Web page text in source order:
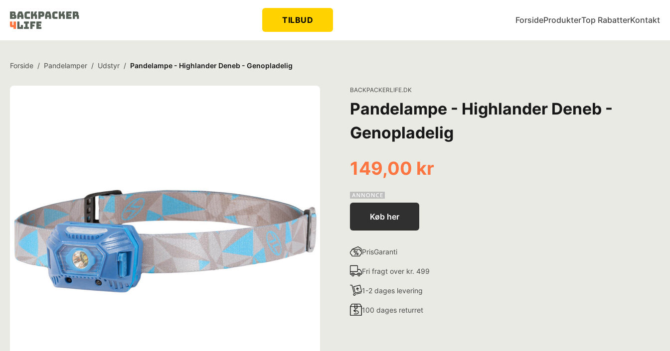
TILBUD ForsideProdukterTop RabatterKontakt
Forside / Pandelamper / Udstyr / Pandelampe - Highlander Deneb - Genopladelig
BACKPACKERLIFE.DK
Pandelampe - Highlander Deneb -
Genopladelig
149,00 kr
Køb her
PrisGaranti
Fri fragt over kr. 499
1-2 dages levering
100 dages returret